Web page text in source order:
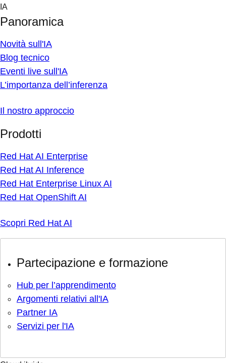
Skip
content
IA
Panoramica
Novità sull'IA
Blog tecnico
Eventi live sull'IA
L’importanza dell’inferenza
Il nostro approccio
Prodotti
Red Hat AI Enterprise
Red Hat AI Inference
Red Hat Enterprise Linux AI
Red Hat OpenShift AI
Scopri Red Hat AI
Partecipazione e formazione
Hub per l’apprendimento
Argomenti relativi all'IA
Partner IA
Servizi per l'IA